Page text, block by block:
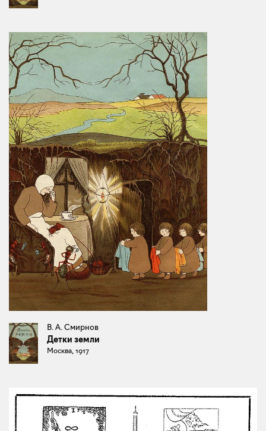
В. А. Смирнов
Детки земли
Москва, 1917